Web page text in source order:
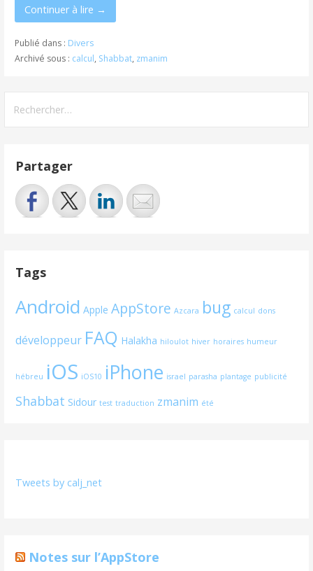
Continuer à lire →
Publié dans : Divers
Archivé sous : calcul, Shabbat, zmanim
Partager
Tags
Android Apple AppStore Azcara bug calcul dons
développeur FAQ Halakha hiloulot hiver horaires humeur
hébreu iOS iOS10 iPhone israel parasha plantage publicité
Shabbat Sidour test traduction zmanim été
Tweets by calj_net
Notes sur l’AppStore